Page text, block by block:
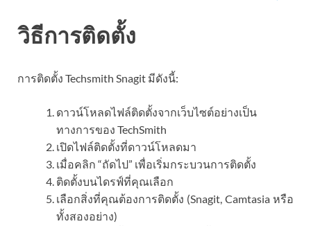
วิธีการติดตั้ง
การติดตั้ง Techsmith Snagit มีดังนี้:
ดาวน์โหลดไฟล์ติดตั้งจากเว็บไซต์อย่างเป็น
ทางการของ TechSmith
เปิดไฟล์ติดตั้งที่ดาวน์โหลดมา
เมื่อคลิก “ถัดไป” เพื่อเริ่มกระบวนการติดตั้ง
ติดตั้งบนไดรฟ์ที่คุณเลือก
เลือกสิ่งที่คุณต้องการติดตั้ง (Snagit, Camtasia หรือ
ทั้งสองอย่าง)